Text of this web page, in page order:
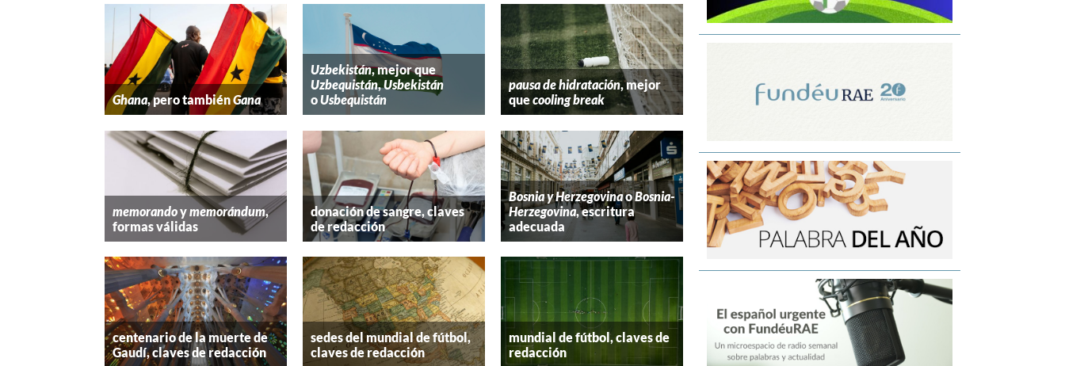
Ghana, pero tambiénGana
Uzbekistán, mejor que
Uzbequistán,Usbekistán
oUsbequistán
pausa de hidratación, mejor
quecooling break
memorandoymemorándum,
formas válidas
donación de sangre, claves
de redacción
Bosnia y HerzegovinaoBosnia-
Herzegovina, escritura
adecuada
centenario de la muerte de
Gaudí, claves de redacción
sedes del mundial de fútbol,
claves de redacción
mundial de fútbol, claves de
redacción